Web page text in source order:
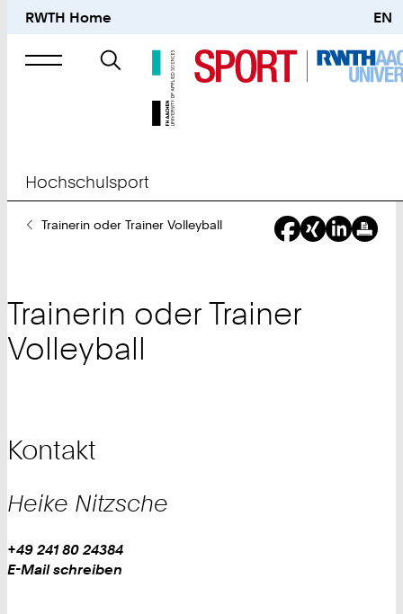
RWTH Home EN
Suche
nach
Hochschulsport
SieTrainerin oder Trainer Volleyball
Trainerin oder Trainer
Volleyball
Kontakt
Heike Nitzsche
Work
Telefon:
+
+49 241 80 24384
Work
E-Mail schreiben